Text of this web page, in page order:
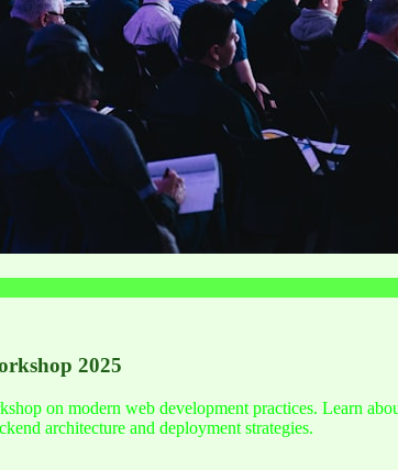
2025
on modern web development practices. Learn
architecture and deployment strategies.